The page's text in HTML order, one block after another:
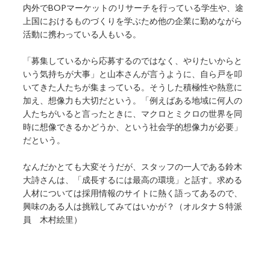
内外でBOPマーケットのリサーチを行っている学生や、途
上国におけるものづくりを学ぶため他の企業に勤めながら
活動に携わっている人もいる。
「募集しているから応募するのではなく、やりたいからと
いう気持ちが大事」と山本さんが言うように、自ら戸を叩
いてきた人たちが集まっている。そうした積極性や熱意に
加え、想像力も大切だという。「例えばある地域に何人の
人たちがいると言ったときに、マクロとミクロの世界を同
時に想像できるかどうか、という社会学的想像力が必要」
だという。
なんだかとても大変そうだが、スタッフの一人である鈴木
大詩さんは、「成長するには最高の環境」と話す。求める
人材については採用情報のサイトに熱く語ってあるので、
興味のある人は挑戦してみてはいかが？（オルタナＳ特派
員 木村絵里）